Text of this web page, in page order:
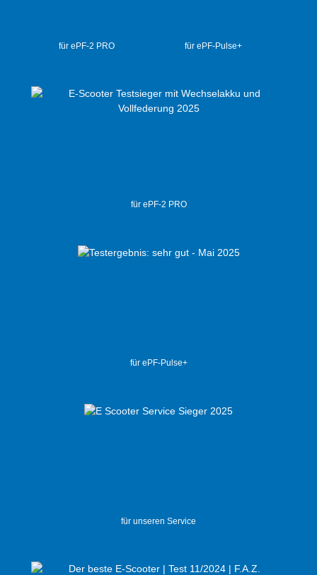
für ePF-2 PRO für ePF-Pulse+
für ePF-2 PRO
für ePF-Pulse+
für unseren Service